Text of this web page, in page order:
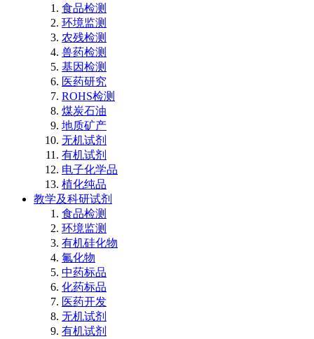
食品检测
环境监测
农残检测
兽药检测
基因检测
医药研究
ROHS检测
煤炭石油
地质矿产
无机试剂
有机试剂
电子化学品
植化纯品
教学及科研试剂
食品检测
环境监测
有机硅化物
氟化物
中药标品
化药标品
医药开发
无机试剂
有机试剂